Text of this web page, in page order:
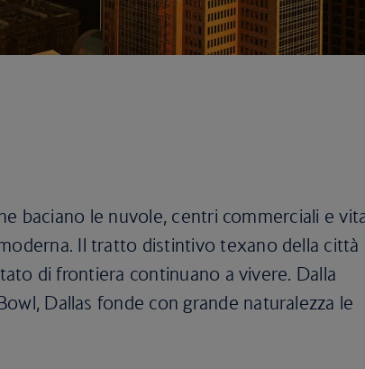
baciano le nuvole, centri commerciali e
Il tratto distintivo texano della città
di frontiera continuano a vivere. Dalla
Dallas fonde con grande naturalezza le